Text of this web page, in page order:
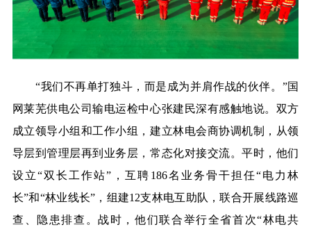
“我们不再单打独斗，而是成为并肩作战的伙伴。”国
网莱芜供电公司输电运检中心张建民深有感触地说。双方
成立领导小组和工作小组，建立林电会商协调机制，从领
导层到管理层再到业务层，常态化对接交流。平时，他们
设立“双长工作站”，互聘186名业务骨干担任“电力林
长”和“林业线长”，组建12支林电互助队，联合开展线路巡
查、隐患排查。战时，他们联合举行全省首次“林电共